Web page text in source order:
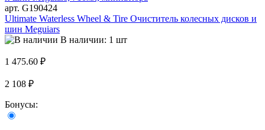
арт. G190424
Ultimate Waterless Wheel & Tire Очиститель колесных дисков и
шин Meguiars
В наличии: 1 шт
1 475.60 ₽
2 108 ₽
Бонусы: